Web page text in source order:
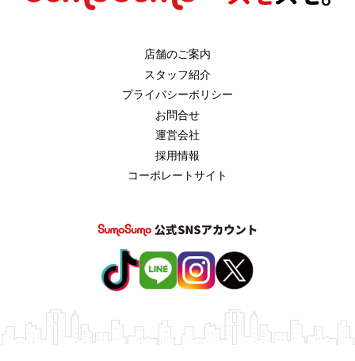
店舗のご案内
スタッフ紹介
プライバシーポリシー
お問合せ
運営会社
採用情報
コーポレートサイト